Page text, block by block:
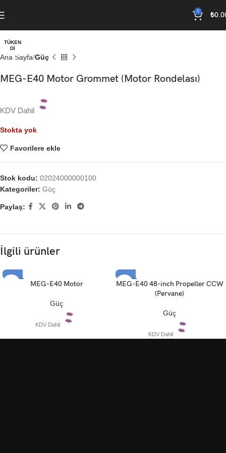
0 ₺
TÜKEN
DI
Ana Sayfa Güç
MEG-E40 Motor Grommet (Motor Rondelası)
KDV Dahil
Stokta yok
Favorilere ekle
Stok kodu: 02024000000100
Kategoriler: Güç
Paylaş:
İlgili ürünler
TÜKEN
MEG-E40 Motor
Güç
KDV Dahil
TÜKEN
DI
MEG-E40 48-inch Propeller CCW
(Pervane)
Güç
KDV Dahil